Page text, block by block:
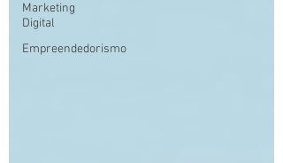
Marketing
Digital
Empreendedorismo